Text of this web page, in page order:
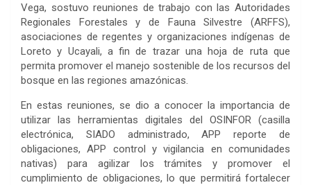
Vega, sostuvo reuniones de trabajo con las Autoridades
Regionales Forestales y de Fauna Silvestre (ARFFS),
asociaciones de regentes y organizaciones indígenas de
Loreto y Ucayali, a fin de trazar una hoja de ruta que
permita promover el manejo sostenible de los recursos del
bosque en las regiones amazónicas.
En estas reuniones, se dio a conocer la importancia de
utilizar las herramientas digitales del OSINFOR (casilla
electrónica, SIADO administrado, APP reporte de
obligaciones, APP control y vigilancia en comunidades
nativas) para agilizar los trámites y promover el
cumplimiento de obligaciones, lo que permitirá fortalecer